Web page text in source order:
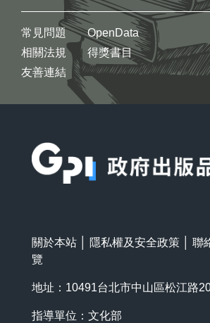
常見問題
相關法規
友善連結
OpenData
得獎書目
關於本站 隱私權及安全政策 聯
覽
地址：10491台北市中山區松江路
指導單位：文化部